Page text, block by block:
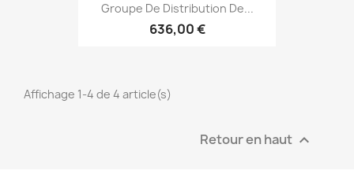
Groupe De Distribution De...
636,00 €
Affichage 1-4 de 4 article(s)
Retour en haut 